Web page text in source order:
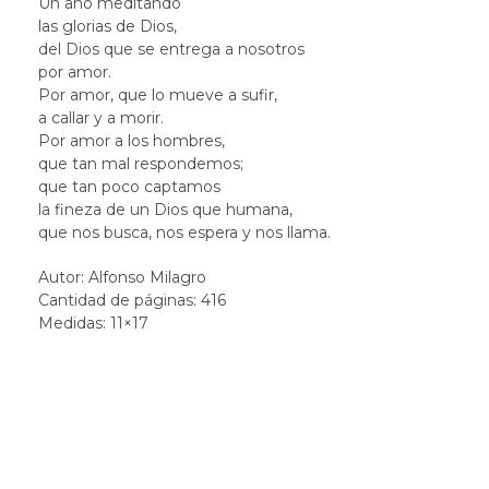
las glorias de Dios,
del Dios que se entrega a nosotros
por amor.
Por amor, que lo mueve a sufir,
a callar y a morir.
Por amor a los hombres,
que tan mal respondemos;
que tan poco captamos
la fineza de un Dios que humana,
que nos busca, nos espera y nos llama.
Autor: Alfonso Milagro
Cantidad de páginas: 416
Medidas: 11×17